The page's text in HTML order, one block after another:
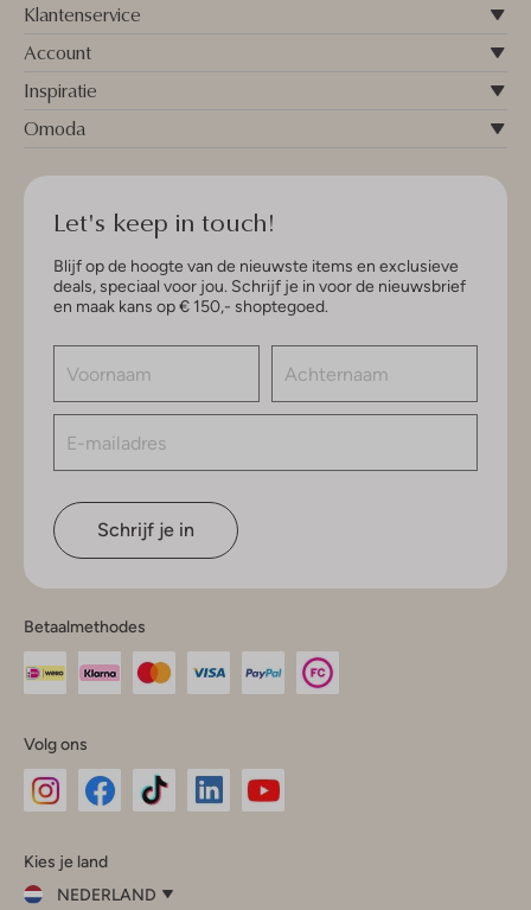
Klantenservice
Account
Inspiratie
Omoda
Let's keep in touch!
Blijf op de hoogte van de nieuwste items en exclusieve
deals, speciaal voor jou. Schrijf je in voor de nieuwsbrief
en maak kans op € 150,- shoptegoed.
Schrijf je in
Betaalmethodes
Volg ons
InstagramFacebook
Kies je land
NEDERLAND